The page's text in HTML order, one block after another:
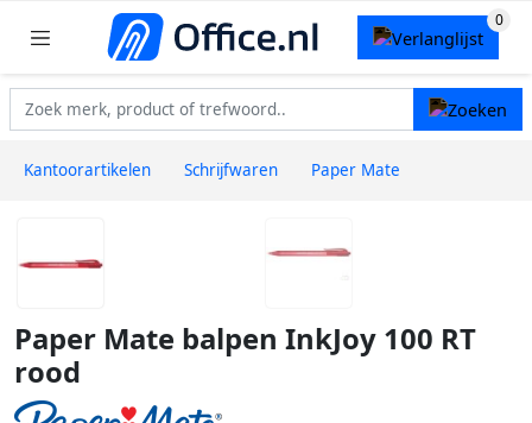
Kantoorartikelen Schrijfwaren Paper Mate
Paper Mate balpen InkJoy 100 RT
rood